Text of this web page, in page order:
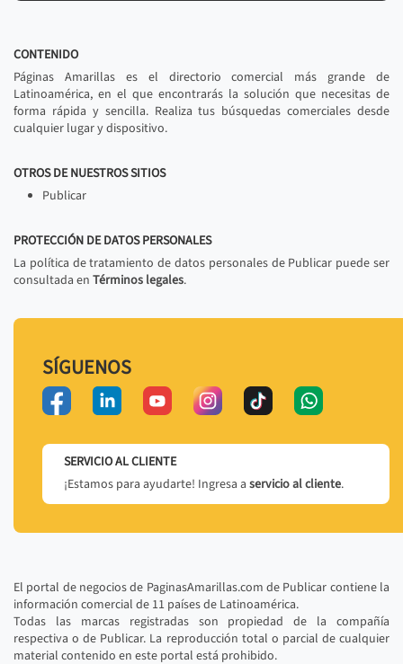
CONTENIDO
Páginas Amarillas es el directorio comercial más grande de
Latinoamérica, en el que encontrarás la solución que necesitas de
forma rápida y sencilla. Realiza tus búsquedas comerciales desde
cualquier lugar y dispositivo.
OTROS DE NUESTROS SITIOS
Publicar
PROTECCIÓN DE DATOS PERSONALES
La política de tratamiento de datos personales de Publicar puede ser
consultada en Términos legales.
SÍGUENOS
SERVICIO AL CLIENTE
¡Estamos para ayudarte! Ingresa a servicio al cliente.
El portal de negocios de PaginasAmarillas.com de Publicar contiene la
información comercial de 11 países de Latinoamérica.
Todas las marcas registradas son propiedad de la compañía
respectiva o de Publicar. La reproducción total o parcial de cualquier
material contenido en este portal está prohibido.